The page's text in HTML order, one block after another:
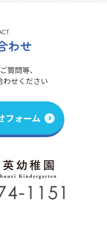
わせ
質問等、
わせください
フォーム